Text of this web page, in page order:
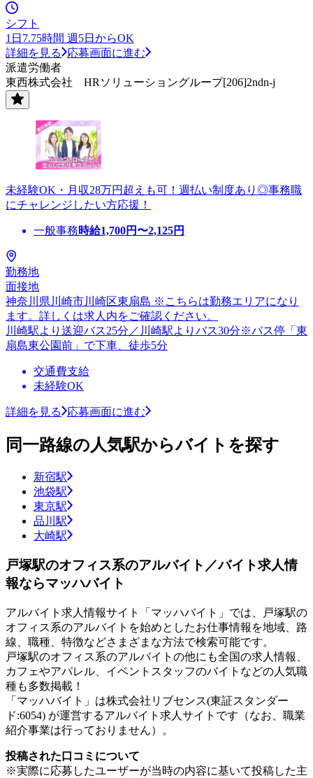
シフト
1日7.75時間 週5日からOK
詳細を見る
応募画面に進む
派遣労働者
東西株式会社 HRソリューショングループ[206]2ndn-j
未経験OK・月収28万円超えも可！週払い制度あり◎事務職
にチャレンジしたい方応援！
一般事務時給1,700円〜2,125円
勤務地
面接地
神奈川県川崎市川崎区東扇島 ※こちらは勤務エリアになり
ます。詳しくは求人内をご確認ください。
川崎駅より送迎バス25分／川崎駅よりバス30分※バス停「東
扇島東公園前」で下車、徒歩5分
交通費支給
未経験OK
詳細を見る 応募画面に進む
同一路線の人気駅からバイトを探す
新宿駅
池袋駅
東京駅
品川駅
大崎駅
戸塚駅のオフィス系のアルバイト／バイト求人情
報ならマッハバイト
アルバイト求人情報サイト「マッハバイト」では、戸塚駅の
オフィス系のアルバイトを始めとしたお仕事情報を地域、路
線、職種、特徴などさまざまな方法で検索可能です。
戸塚駅のオフィス系のアルバイトの他にも全国の求人情報、
カフェやアパレル、イベントスタッフのバイトなどの人気職
種も多数掲載！
「マッハバイト」は株式会社リブセンス(東証スタンダー
ド:6054) が運営するアルバイト求人サイトです（なお、職業
紹介事業は行っておりません）。
投稿された口コミについて
※実際に応募したユーザーが当時の内容に基いて投稿した主